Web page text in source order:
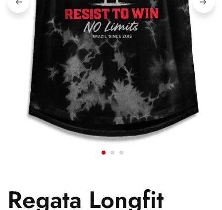
Regata Longfit